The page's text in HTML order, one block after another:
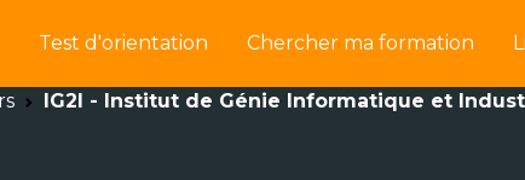
Test d'orientation Chercher ma formation
IG2I - Institut de Génie Informatique et